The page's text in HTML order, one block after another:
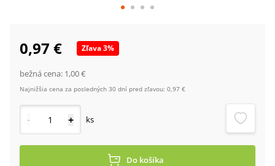
0,97 € Zľava3%
bežná cena: 1,00 €
Najnižšia cena za posledných 30 dní pred zľavou: 0,97 €
- + ks
Do košíka